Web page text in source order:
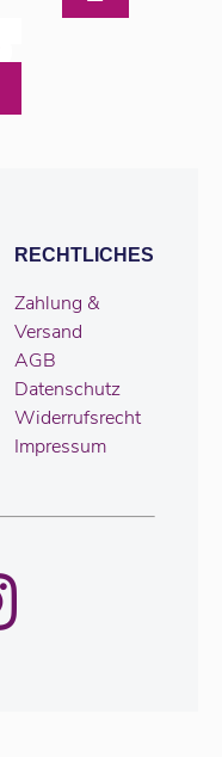
RECHTLICHES
Zahlung &
Versand
AGB
Datenschutz
Widerrufsrecht
Impressum